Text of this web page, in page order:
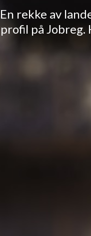
En rekke av
profil på Jobreg.